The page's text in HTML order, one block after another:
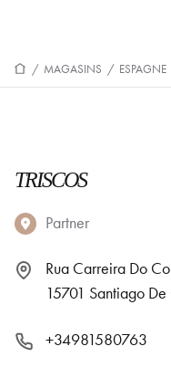
/ MAGASINS / ESPAGNE
TRISCOS
Partner
Rua Carreira Do
15701 Santiago
+34981580763